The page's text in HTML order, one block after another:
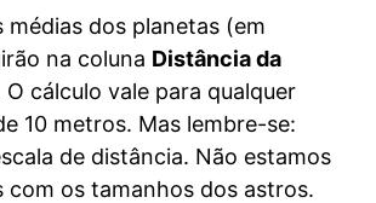
médias dos planetas (em
na coluna Distância da
O cálculo vale para qualquer
10 metros. Mas lembre-se:
de distância. Não estamos
com os tamanhos dos astros.